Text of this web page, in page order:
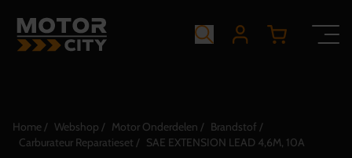
Home Webshop Motor Onderdelen
Brandstof
Carburateur Reparatieset
SAE EXTENSION LEAD 4,6M, 10A